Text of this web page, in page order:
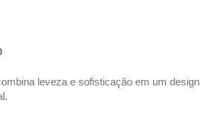
leveza e sofisticação em um design